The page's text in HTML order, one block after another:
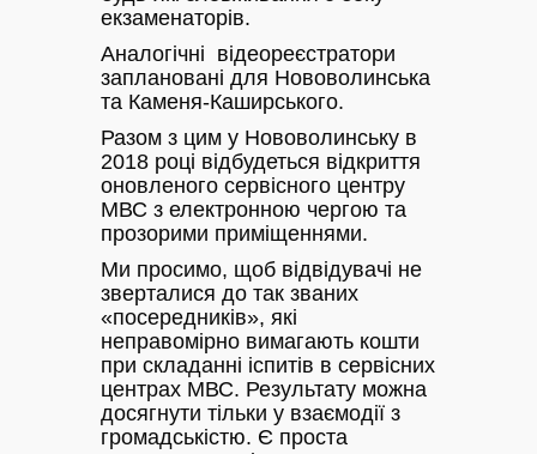
екзаменаторів.
Аналогічні відеореєстратори
заплановані для Нововолинська
та Каменя-Каширського.
Разом з цим у Нововолинську в
2018 році відбудеться відкриття
оновленого сервісного центру
МВС з електронною чергою та
прозорими приміщеннями.
Ми просимо, щоб відвідувачі не
зверталися до так званих
«посередників», які
неправомірно вимагають кошти
при складанні іспитів в сервісних
центрах МВС. Результату можна
досягнути тільки у взаємодії з
громадськістю. Є проста